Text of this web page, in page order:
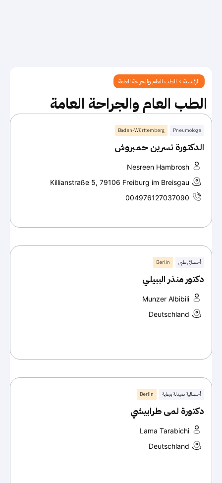
الرئيسية الطب العام والجراحة العامة
الطب العام والجراحة العامة
Pneumologe
Baden-Württemberg
الدكتورة نسرين حمبروش
Nesreen Hambrosh
Killianstraße 5, 79106 Freiburg im Breisgau
004976127037090
أخصائي طبي Berlin
دكتور منذر الببيلي
Munzer Albibili
Deutschland
أخصائية صيدلة ورعاية Berlin
دكتورة لمى طرابيشي
Lama Tarabichi
Deutschland